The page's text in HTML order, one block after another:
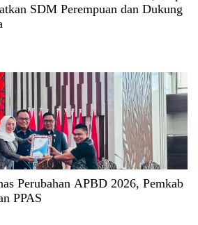
SDM Perempuan dan Dukung
Perubahan APBD 2026, Pemkab
PPAS